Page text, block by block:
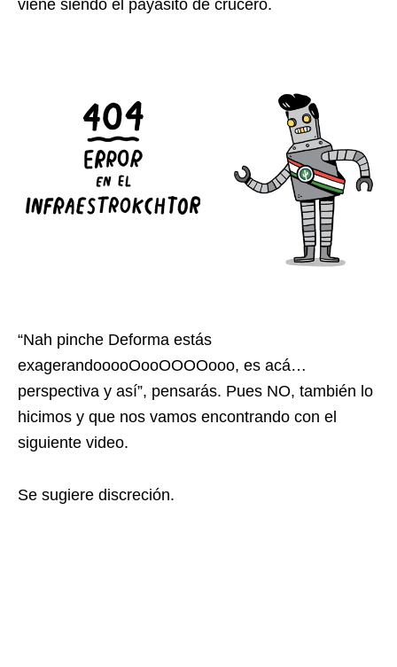
viene siendo el payasito de crucero.
“Nah pinche Deforma estás
exagerandooooOooOOOOooo, es acá…
perspectiva y así”, pensarás. Pues NO, también lo
hicimos y que nos vamos encontrando con el
siguiente video.
Se sugiere discreción.